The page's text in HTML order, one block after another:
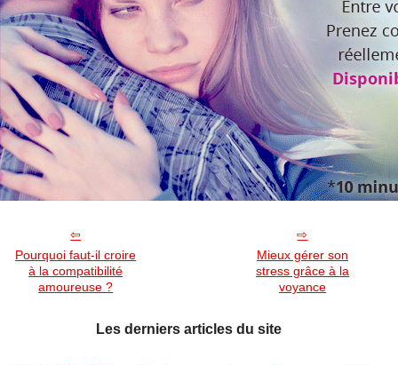
Pourquoi faut-il croire
à la compatibilité
amoureuse ?
Mieux gérer son
stress grâce à la
voyance
Les derniers articles du site